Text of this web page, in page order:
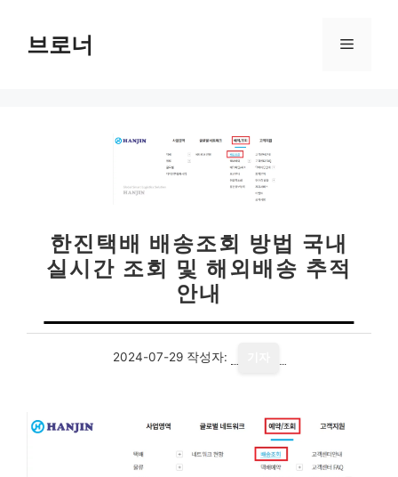
브로너 메
한진택배 배송조회 방법 국내
실시간 조회 및 해외배송 추적
안내
2024-07-29 작성자: